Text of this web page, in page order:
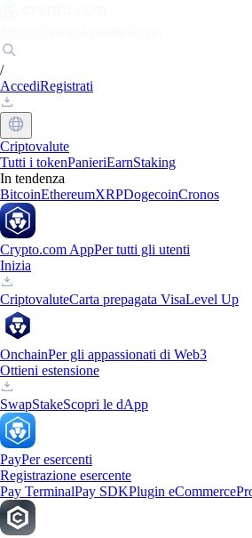
/
AccediRegistrati
Criptovalute
Tutti i tokenPanieriEarnStaking
In tendenza
BitcoinEthereumXRPDogecoinCronos
Crypto.com AppPer tutti gli utenti
Inizia
CriptovaluteCarta prepagata VisaLevel Up
OnchainPer gli appassionati di Web3
Ottieni estensione
SwapStakeScopri le dApp
PayPer esercenti
Registrazione esercente
Pay TerminalPay SDKPlugin eCommerce